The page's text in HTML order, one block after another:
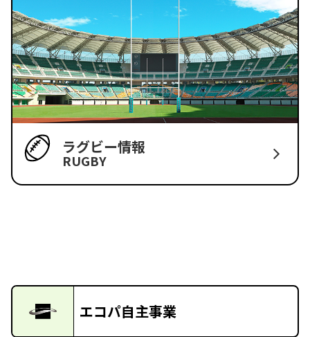
ラグビー情報
RUGBY
エコパ自主事業